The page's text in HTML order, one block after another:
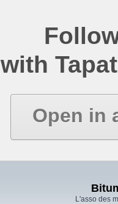
with
Open in
L'asso des